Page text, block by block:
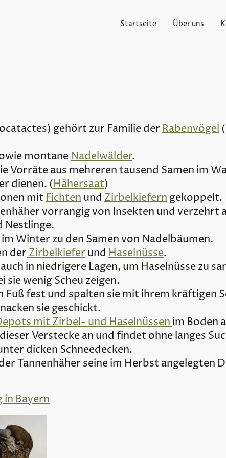
Startseite Über uns
gehört zur Familie derRabenvögel
montaneNadelwälder.
Vorräte aus mehreren tausend Samen im
dienen. (Hähersaat)
mitFichtenund Zirbelkieferngekoppelt.
vorrangig von Insekten und verzehrt
Nestlinge.
Winter zu den Samen von Nadelbäumen.
derZirbelkieferund Haselnüsse.
in niedrigere Lagen, um Haselnüsse zu
wenig Scheu zeigen.
Fuß fest und spalten sie mit ihrem kräftigen
sie geschickt.
mit Zirbel- und Haselnüssenim Boden
Verstecke an und findet ohne langes
dicken Schneedecken.
Tannenhäher seine im Herbst angelegten
in Bayern